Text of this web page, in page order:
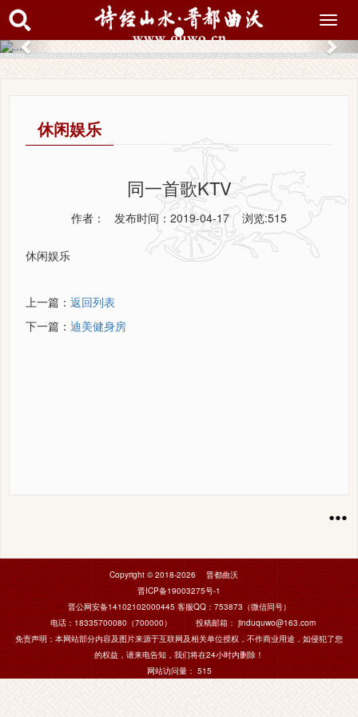
Previous
休闲娱乐
同一首歌KTV
作者： 发布时间：2019-04-17 浏览:515
休闲娱乐
上一篇： 返回列表
下一篇： 迪美健身房
Copyright © 2018-2026 晋都曲沃
晋ICP备19003275号-1
晋公网安备14102102000445 客服QQ：753873（微信同号）
电话：18335700080（700000） 投稿邮箱： jinduquwo@163.com
免责声明：本网站部分内容及图片来源于互联网及相关单位授权，不作商业用途，如侵犯了您
的权益，请来电告知，我们将在24小时内删除！
网站访问量： 515